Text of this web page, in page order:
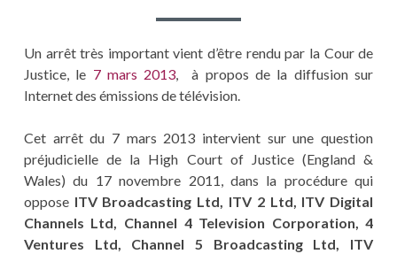
Un arrêt très important vient d’être rendu par la Cour de
Justice, le 7 mars 2013, à propos de la diffusion sur
Internet des émissions de télévision.
Cet arrêt du 7 mars 2013 intervient sur une question
préjudicielle de la High Court of Justice (England &
Wales) du 17 novembre 2011, dans la procédure qui
oppose ITV Broadcasting Ltd, ITV 2 Ltd, ITV Digital
Channels Ltd, Channel 4 Television Corporation, 4
Ventures Ltd, Channel 5 Broadcasting Ltd, ITV